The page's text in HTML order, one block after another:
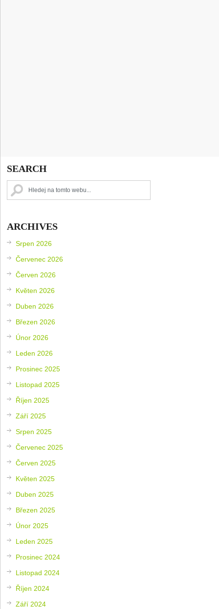
SEARCH
ARCHIVES
Srpen 2026
Červenec 2026
Červen 2026
Květen 2026
Duben 2026
Březen 2026
Únor 2026
Leden 2026
Prosinec 2025
Listopad 2025
Říjen 2025
Září 2025
Srpen 2025
Červenec 2025
Červen 2025
Květen 2025
Duben 2025
Březen 2025
Únor 2025
Leden 2025
Prosinec 2024
Listopad 2024
Říjen 2024
Září 2024